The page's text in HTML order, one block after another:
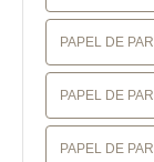
PAPEL DE
PAPEL DE
PAPEL DE